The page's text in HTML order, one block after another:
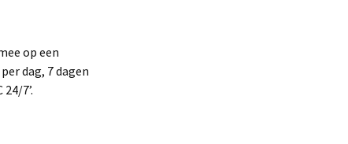
op een
dag, 7 dagen
7’.